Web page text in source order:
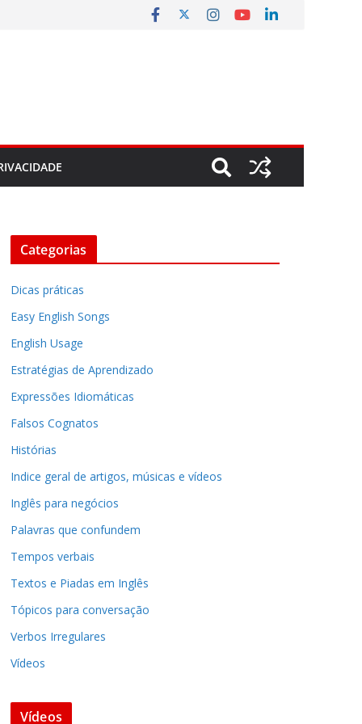
Categorias
Dicas práticas
Easy English Songs
English Usage
Estratégias de Aprendizado
Expressões Idiomáticas
Falsos Cognatos
Histórias
Indice geral de artigos, músicas e vídeos
Inglês para negócios
Palavras que confundem
Tempos verbais
Textos e Piadas em Inglês
Tópicos para conversação
Verbos Irregulares
Vídeos
Vídeos